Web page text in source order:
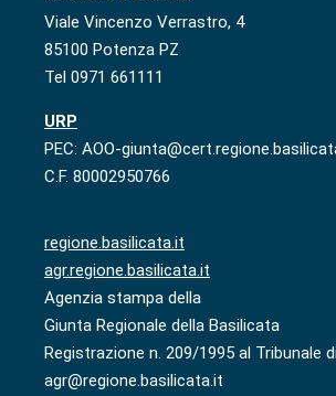
Viale Vincenzo Verrastro, 4
85100 Potenza PZ
Tel 0971 661111
URP
PEC: AOO-
C.F. 80002950766
regione.basilicata.it
agr.regione.basilicata.it
Agenzia stampa della
Giunta Regionale della Basilicata
Registrazione n. 209/1995 al Tribunale
agr@regione.basilicata.it